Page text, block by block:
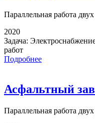
Параллельная работа
2020
Задача:
работ
Подробнее
Асфальтный
Параллельная работа